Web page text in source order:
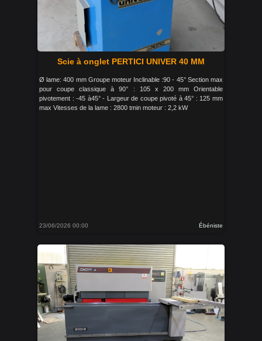
Scie à onglet PERTICI UNIVER 40 MM
Ø lame: 400 mm Groupe moteur Inclinable :90 - 45° Section max
pour coupe classique à 90° : 105 x 200 mm Orientable
pivotement : -45 à45° - Largeur de coupe pivoté à 45° : 125 mm
max Vitesses de la lame : 2800 tmin moteur : 2,2 kW
23/06/2026 00:00 Ébéniste